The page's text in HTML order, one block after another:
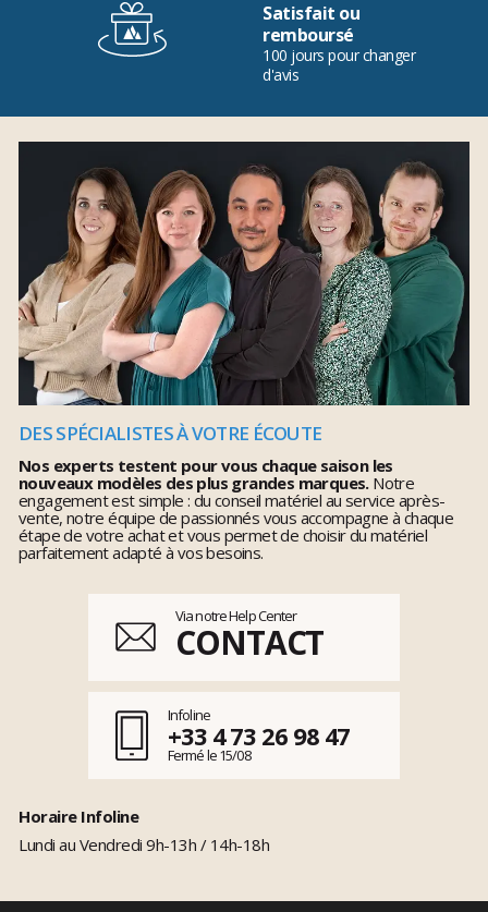
Satisfait ou
remboursé
100 jours pour changer
d'avis
DES SPÉCIALISTES À VOTRE ÉCOUTE
Nos experts testent pour vous chaque saison les
nouveaux modèles des plus grandes marques.Notre
engagement est simple : du conseil matériel au service après-
vente, notre équipe de passionnés vous accompagne à chaque
étape de votre achat et vous permet de choisir du matériel
parfaitement adapté à vos besoins.
Via notre Help Center
CONTACT
Infoline
+33 4 73 26 98 47
Fermé le 15/08
Horaire Infoline
Lundi au Vendredi 9h-13h / 14h-18h